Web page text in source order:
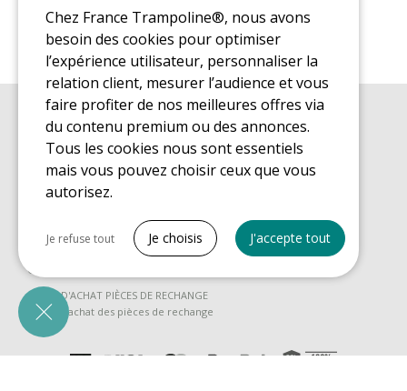
GUIDE D'ACHAT
Guide d'achat pour les trampolines de loisirs
GUIDE DE MONTAGE
Guide de montage pour les trampolines de loisirs
Guide d'entretien des trampolines de loisirs
Guide de découverte des trampolines de loisirs
GUIDE D'ACHAT PIÈCES DE RECHANGE
Guide d'achat des pièces de rechange
Chez France Trampoline®, nous avons
besoin des cookies pour optimiser
l’expérience utilisateur, personnaliser la
relation client, mesurer l’audience et vous
faire profiter de nos meilleures offres via
du contenu premium ou des annonces.
Tous les cookies nous sont essentiels
mais vous pouvez choisir ceux que vous
autorisez.
Cookies nécessaires
PrestaShop
Nécessaire au fonctionnement du site
Je refuse tout Je choisis J'accepte tout